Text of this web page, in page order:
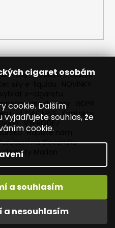
cigaret osobám
cookie. Dalším
souhlas, že
cookie.
a nesouhlasím
a souhlasím
Sledování zásilek
Newslettery
HLÍDACÍ PES Kontakty
VÝPRODEJ
Napište nám
na Slovensko
Marion
Shoptet
Marion. Všechna práva
nastavení cookies